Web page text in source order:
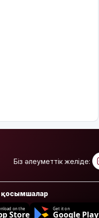
Біз әлеуметтік желіде:
қосымшалар
on the
Store
Get it on
Google Play